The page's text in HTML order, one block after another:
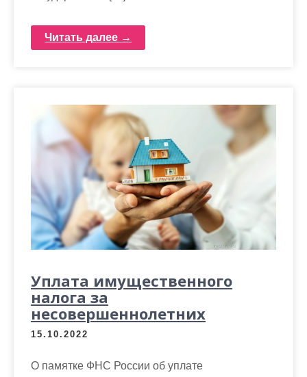
Читать далее →
Уплата имущественного
налога за
несовершеннолетних
15.10.2022
О памятке ФНС России об уплате